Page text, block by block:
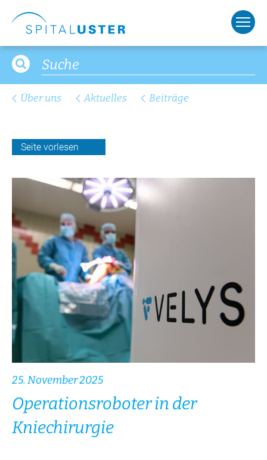
Über uns Aktuelles Beiträge
Seite vorlesen
25. November 2025
Operationsroboter in der
Kniechirurgie